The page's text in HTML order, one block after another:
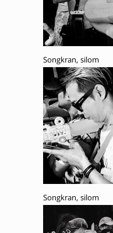
Songkran, silom
Songkran, silom